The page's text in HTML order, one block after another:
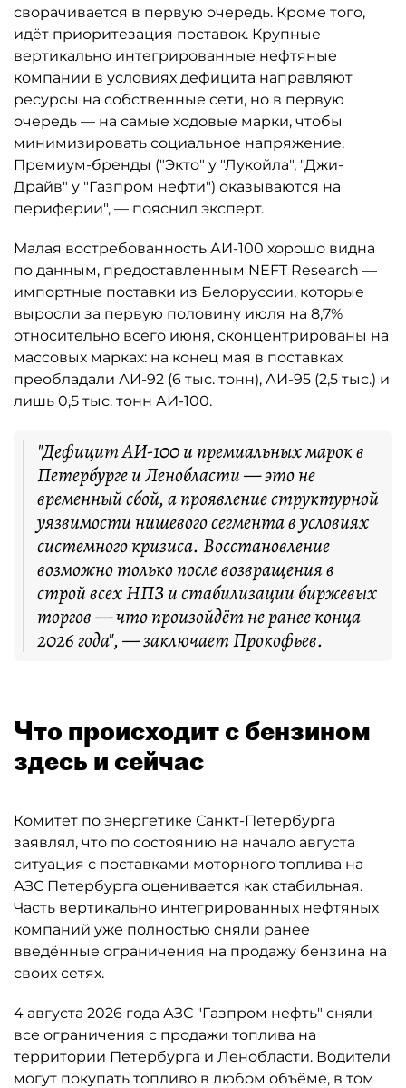
сворачивается в первую очередь. Кроме того,
идёт приоритезация поставок. Крупные
вертикально интегрированные нефтяные
компании в условиях дефицита направляют
ресурсы на собственные сети, но в первую
очередь — на самые ходовые марки, чтобы
минимизировать социальное напряжение.
Премиум-бренды ("Экто" у "Лукойла", "Джи-
Драйв" у "Газпром нефти") оказываются на
периферии", — пояснил эксперт.
Малая востребованность АИ-100 хорошо видна
по данным, предоставленным NEFT Research —
импортные поставки из Белоруссии, которые
выросли за первую половину июля на 8,7%
относительно всего июня, сконцентрированы на
массовых марках: на конец мая в поставках
преобладали АИ-92 (6 тыс. тонн), АИ-95 (2,5 тыс.) и
лишь 0,5 тыс. тонн АИ-100.
"Дефицит АИ-100 и премиальных марок в
Петербурге и Ленобласти — это не
временный сбой, а проявление структурной
уязвимости нишевого сегмента в условиях
системного кризиса. Восстановление
возможно только после возвращения в
строй всех НПЗ и стабилизации биржевых
торгов — что произойдёт не ранее конца
2026 года", — заключает Прокофьев.
Что происходит с бензином
здесь и сейчас
Комитет по энергетике Санкт-Петербурга
заявлял, что по состоянию на начало августа
ситуация с поставками моторного топлива на
АЗС Петербурга оценивается как стабильная.
Часть вертикально интегрированных нефтяных
компаний уже полностью сняли ранее
введённые ограничения на продажу бензина на
своих сетях.
4 августа 2026 года АЗС "Газпром нефть" сняли
все ограничения с продажи топлива на
территории Петербурга и Ленобласти. Водители
могут покупать топливо в любом объёме, в том